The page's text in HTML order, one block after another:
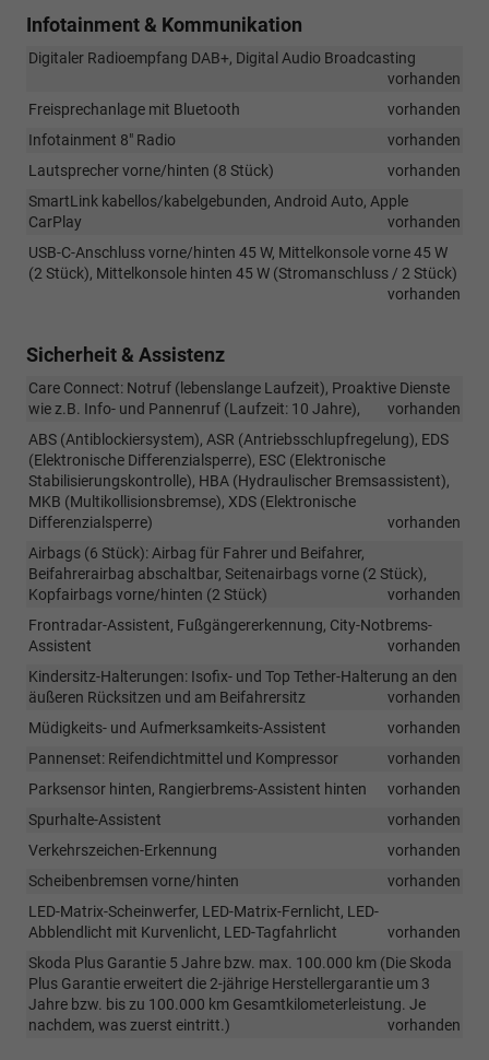
Infotainment & Kommunikation
Digitaler Radioempfang DAB+, Digital Audio Broadcasting
vorhanden
Freisprechanlage mit Bluetooth
vorhanden
Infotainment 8" Radio
vorhanden
Lautsprecher vorne/hinten (8 Stück)
vorhanden
SmartLink kabellos/kabelgebunden, Android Auto, Apple
CarPlay
vorhanden
USB-C-Anschluss vorne/hinten 45 W, Mittelkonsole vorne 45 W
(2 Stück), Mittelkonsole hinten 45 W (Stromanschluss / 2 Stück)
vorhanden
Sicherheit & Assistenz
Care Connect: Notruf (lebenslange Laufzeit), Proaktive Dienste
wie z.B. Info- und Pannenruf (Laufzeit: 10 Jahre),
vorhanden
ABS (Antiblockiersystem), ASR (Antriebsschlupfregelung), EDS
(Elektronische Differenzialsperre), ESC (Elektronische
Stabilisierungskontrolle), HBA (Hydraulischer Bremsassistent),
MKB (Multikollisionsbremse), XDS (Elektronische
Differenzialsperre)
vorhanden
Airbags (6 Stück): Airbag für Fahrer und Beifahrer,
Beifahrerairbag abschaltbar, Seitenairbags vorne (2 Stück),
Kopfairbags vorne/hinten (2 Stück)
vorhanden
Frontradar-Assistent, Fußgängererkennung, City-Notbrems-
Assistent
vorhanden
Kindersitz-Halterungen: Isofix- und Top Tether-Halterung an den
äußeren Rücksitzen und am Beifahrersitz
vorhanden
Müdigkeits- und Aufmerksamkeits-Assistent
vorhanden
Pannenset: Reifendichtmittel und Kompressor
vorhanden
Parksensor hinten, Rangierbrems-Assistent hinten
vorhanden
Spurhalte-Assistent
vorhanden
Verkehrszeichen-Erkennung
vorhanden
Scheibenbremsen vorne/hinten
vorhanden
LED-Matrix-Scheinwerfer, LED-Matrix-Fernlicht, LED-
Abblendlicht mit Kurvenlicht, LED-Tagfahrlicht
vorhanden
Skoda Plus Garantie 5 Jahre bzw. max. 100.000 km (Die Skoda
Plus Garantie erweitert die 2-jährige Herstellergarantie um 3
Jahre bzw. bis zu 100.000 km Gesamtkilometerleistung. Je
nachdem, was zuerst eintritt.)
vorhanden